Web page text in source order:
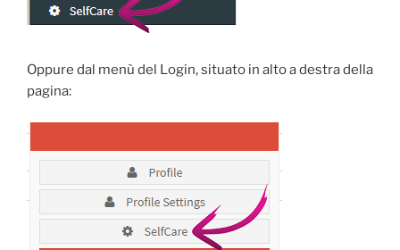
Oppure dal menù del Login, situato in alto a destra della
pagina: